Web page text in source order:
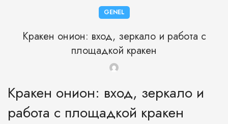
GENEL
Кракен онион: вход, зеркало и работа с
площадкой кракен
Кракен онион: вход, зеркало и
работа с площадкой кракен